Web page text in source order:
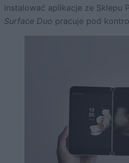
instalować aplikacje ze Sklepu
Surface Duo pracuje pod